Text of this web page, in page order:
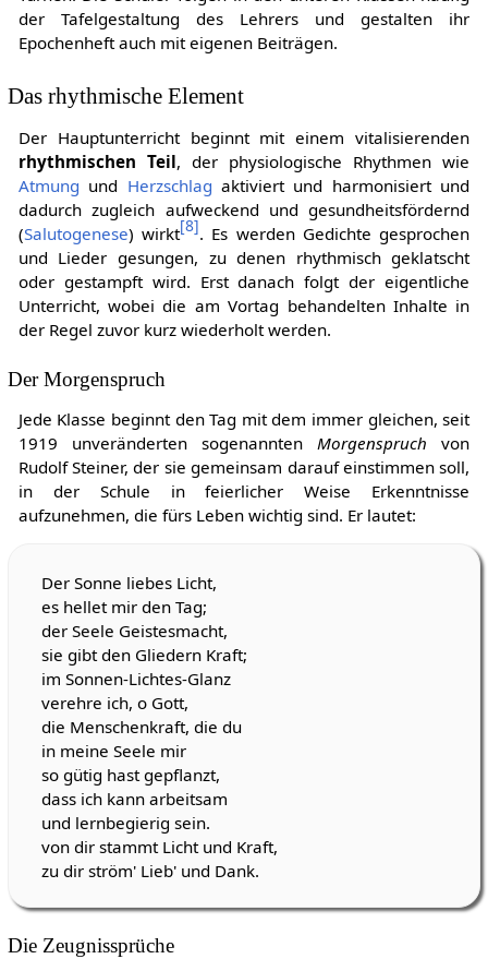
der Tafelgestaltung des Lehrers und gestalten ihr
Epochenheft auch mit eigenen Beiträgen.
Das rhythmische Element
Der Hauptunterricht beginnt mit einem vitalisierenden
rhythmischen Teil, der physiologische Rhythmen wie
Atmung und Herzschlag aktiviert und harmonisiert und
dadurch zugleich aufweckend und gesundheitsfördernd
(Salutogenese) wirkt[8]. Es werden Gedichte gesprochen
und Lieder gesungen, zu denen rhythmisch geklatscht
oder gestampft wird. Erst danach folgt der eigentliche
Unterricht, wobei die am Vortag behandelten Inhalte in
der Regel zuvor kurz wiederholt werden.
Der Morgenspruch
Jede Klasse beginnt den Tag mit dem immer gleichen, seit
1919 unveränderten sogenanntenMorgenspruch von
Rudolf Steiner, der sie gemeinsam darauf einstimmen soll,
in der Schule in feierlicher Weise Erkenntnisse
aufzunehmen, die fürs Leben wichtig sind. Er lautet:
Der Sonne liebes Licht,
es hellet mir den Tag;
der Seele Geistesmacht,
sie gibt den Gliedern Kraft;
im Sonnen-Lichtes-Glanz
verehre ich, o Gott,
die Menschenkraft, die du
in meine Seele mir
so gütig hast gepflanzt,
dass ich kann arbeitsam
und lernbegierig sein.
von dir stammt Licht und Kraft,
zu dir ström' Lieb' und Dank.
Die Zeugnissprüche